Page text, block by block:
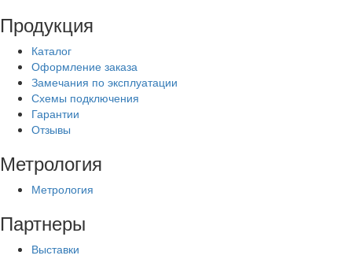
Продукция
Каталог
Оформление заказа
Замечания по эксплуатации
Схемы подключения
Гарантии
Отзывы
Метрология
Метрология
Партнеры
Выставки